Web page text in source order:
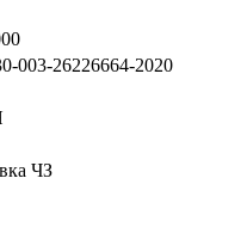
003-26226664-2020
ЧЗ